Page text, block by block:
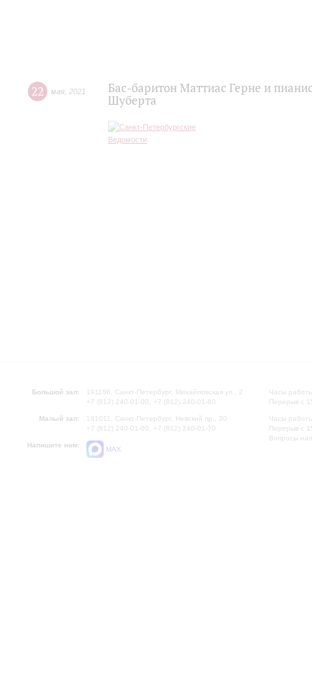
22 мая 2021
Бас-баритон Маттиас Герне и
Шуберта
Большой зал:
191186, Санкт-Петербург, Михайловская ул., 2
+7 (812) 240-01-00, +7 (812) 240-01-80
Малый зал:
191011, Санкт-Петербург, Невский пр., 30
+7 (812) 240-01-00, +7 (812) 240-01-70
Напишите нам:
MAX
Часы
Перерыв с
Часы
Перерыв с
Вопросы